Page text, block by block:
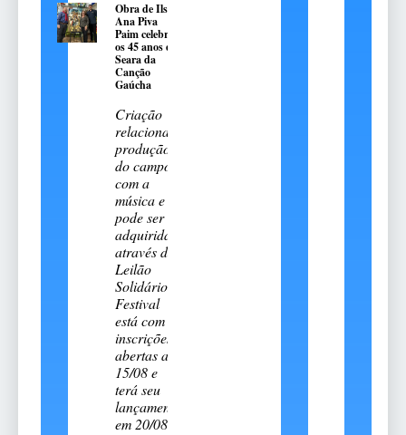
Obra de Ilse
Ana Piva
Paim celebra
os 45 anos da
Seara da
Canção
Gaúcha
Criação
relaciona a
produção
do campo
com a
música e
pode ser
adquirida
através do
Leilão
Solidário.
Festival
está com
inscrições
abertas até
15/08 e
terá seu
lançamento
em 20/08